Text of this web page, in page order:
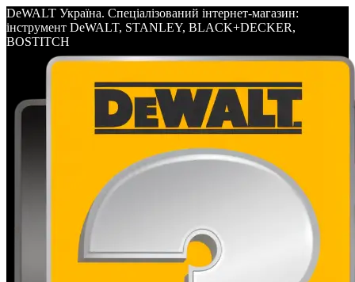
DeWALT Україна. Спеціалізований інтернет-магазин:
інструмент DeWALT, STANLEY, BLACK+DECKER,
BOSTITCH